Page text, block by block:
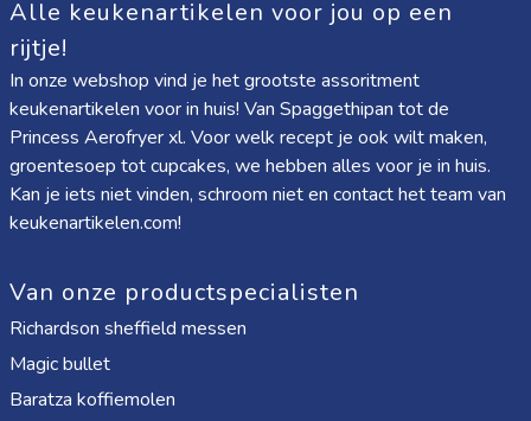
Alle keukenartikelen voor jou op een
rijtje!
In onze webshop vind je het grootste assoritment
keukenartikelen voor in huis! Van Spaggethipan tot de
Princess Aerofryer xl. Voor welk recept je ook wilt maken,
groentesoep tot cupcakes, we hebben alles voor je in huis.
Kan je iets niet vinden, schroom niet en contact het team van
keukenartikelen.com!
Van onze productspecialisten
Richardson sheffield messen
Magic bullet
Baratza koffiemolen